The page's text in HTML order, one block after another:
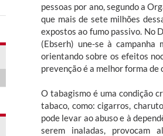
pessoas por ano, segundo a
que mais de sete milhões
expostos ao fumo passivo. No
(Ebserh) une-se à
orientando sobre os efeitos
prevenção é a melhor forma de
O tabagismo é uma condição
tabaco, como: cigarros,
pode levar ao abuso e à
serem inaladas, provocam